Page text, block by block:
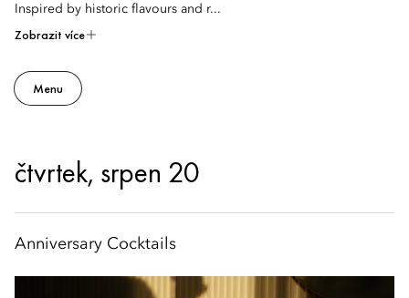
Inspired by historic flavours and r...
Zobrazit více
Menu
čtvrtek, srpen 20
Anniversary Cocktails